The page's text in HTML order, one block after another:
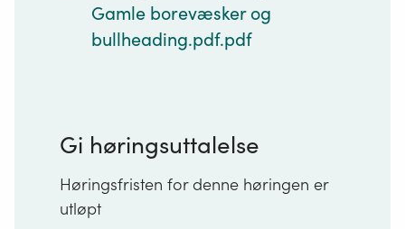
Gamle borevæsker og
bullheading.pdf.pdf
Gi høringsuttalelse
Høringsfristen for denne høringen er
utløpt